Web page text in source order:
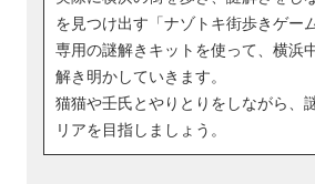
を見つけ出す「ナゾトキ街歩きゲー
専用の謎解きキットを使って、横浜
解き明かしていきます。
猫猫や壬氏とやりとりをしながら、
リアを目指しましょう。